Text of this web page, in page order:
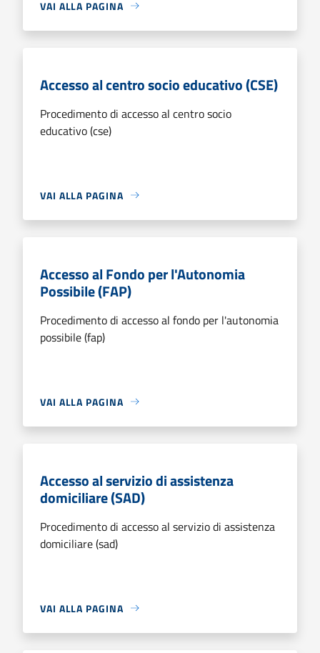
VAI ALLA PAGINA
Accesso al centro socio educativo (CSE)
Procedimento di accesso al centro socio
educativo (cse)
VAI ALLA PAGINA
Accesso al Fondo per l'Autonomia
Possibile (FAP)
Procedimento di accesso al fondo per l'autonomia
possibile (fap)
VAI ALLA PAGINA
Accesso al servizio di assistenza
domiciliare (SAD)
Procedimento di accesso al servizio di assistenza
domiciliare (sad)
VAI ALLA PAGINA